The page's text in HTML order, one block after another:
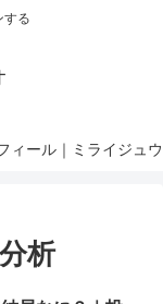
する
ィール｜ミライジュウ
析